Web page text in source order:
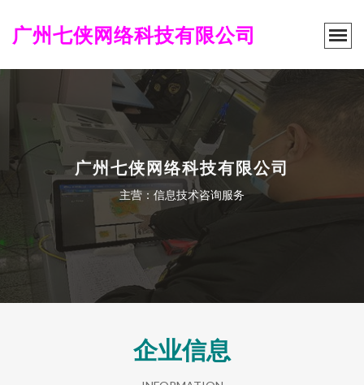
广州七侠网络科技有限公司
广州七侠网络科技有限公司
主营：信息技术咨询服务
企业信息